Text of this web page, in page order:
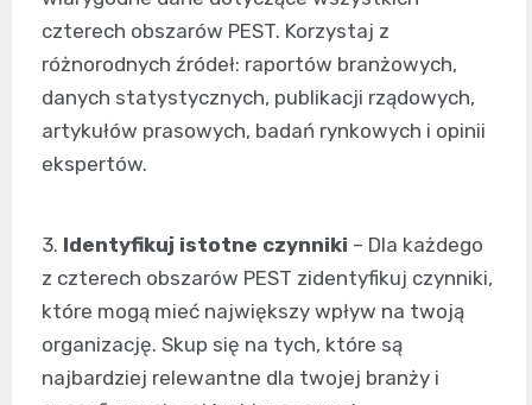
czterech obszarów PEST. Korzystaj z
różnorodnych źródeł: raportów branżowych,
danych statystycznych, publikacji rządowych,
artykułów prasowych, badań rynkowych i opinii
ekspertów.
3. Identyfikuj istotne czynniki – Dla każdego
z czterech obszarów PEST zidentyfikuj czynniki,
które mogą mieć największy wpływ na twoją
organizację. Skup się na tych, które są
najbardziej relewantne dla twojej branży i